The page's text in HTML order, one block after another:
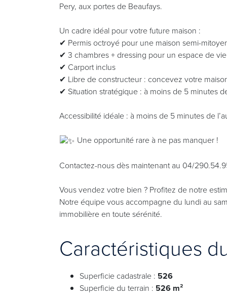
Pery, aux portes de Beaufays.
Un cadre idéal pour votre future maison :
✔ Permis octroyé pour une maison semi-
✔ 3 chambres + dressing pour un espace de
✔ Carport inclus
✔ Libre de constructeur : concevez votre
✔ Situation stratégique : à moins de 5 minutes
Accessibilité idéale : à moins de 5 minutes de
Une opportunité rare à ne pas manquer !
Contactez-nous dès maintenant au 04/
Vous vendez votre bien ? Profitez de notre
Notre équipe vous accompagne du lundi au
immobilière en toute sérénité.
Caractéristiques
Superficie cadastrale : 526
Superficie du terrain : 526 m²